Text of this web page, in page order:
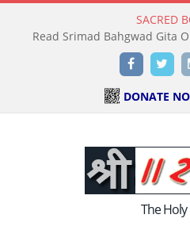
SACRED
Read Srimad Bahgwad Gita
Facebook
DONATE
The Holy